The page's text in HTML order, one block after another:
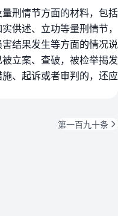
刑情节方面的材料，包括
供述、立功等量刑情节，
结果发生等方面的情况说
立案、查破，被检举揭发
、起诉或者审判的，还应
第一百九十条